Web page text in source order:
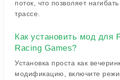
поток, что позволяет
трассе.
Как установить мод для
Racing Games?
Установка проста как
модификацию, включите